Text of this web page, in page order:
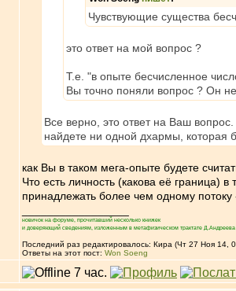
Чувствующие существа
это ответ на мой вопрос ?
Т.е. "в опыте бесчисленное
Вы точно поняли вопрос ? Он
Все верно, это ответ на Ваш
найдете ни одной дхармы, которая
как Вы в таком мега-опыте будете
Что есть личность (какова её граница)
принадлежать более чем одному потоку
новичок на форуме, прочитавший несколько книжек
и доверяющий сведениям, изложенным в метафизическом трактате
Последний раз редактировалось: Кира (Чт 27 Ноя 14,
Ответы на этот пост: Won Soeng